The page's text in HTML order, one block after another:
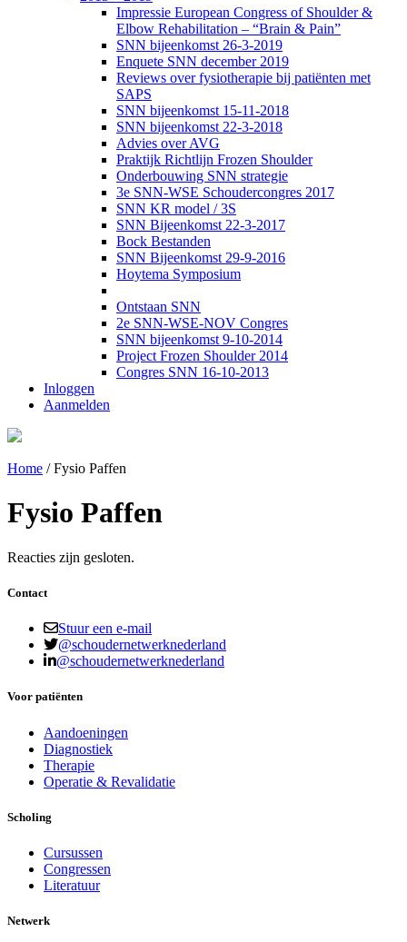
Impressie European Congress of Shoulder &
Elbow Rehabilitation – “Brain & Pain”
SNN bijeenkomst 26-3-2019
Enquete SNN december 2019
Reviews over fysiotherapie bij patiënten met
SAPS
SNN bijeenkomst 15-11-2018
SNN bijeenkomst 22-3-2018
Advies over AVG
Praktijk Richtlijn Frozen Shoulder
Onderbouwing SNN strategie
3e SNN-WSE Schoudercongres 2017
SNN KR model / 3S
SNN Bijeenkomst 22-3-2017
Bock Bestanden
SNN Bijeenkomst 29-9-2016
Hoytema Symposium
Ontstaan SNN
2e SNN-WSE-NOV Congres
SNN bijeenkomst 9-10-2014
Project Frozen Shoulder 2014
Congres SNN 16-10-2013
Inloggen
Aanmelden
Home /Fysio Paffen
Fysio Paffen
Reacties zijn gesloten.
Contact
Stuur een e-mail
@schoudernetwerknederland
@schoudernetwerknederland
Voor patiënten
Aandoeningen
Diagnostiek
Therapie
Operatie & Revalidatie
Scholing
Cursussen
Congressen
Literatuur
Netwerk